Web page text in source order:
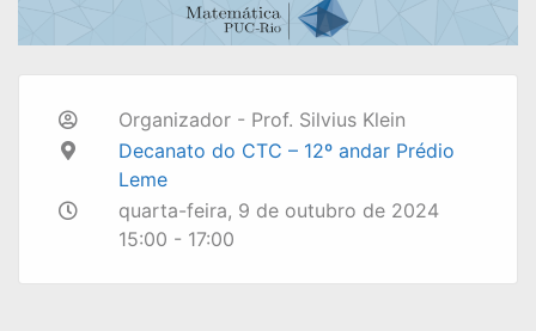
Organizador - Prof. Silvius Klein
Decanato do CTC – 12º andar Prédio
Leme
quarta-feira, 9 de outubro de 2024
15:00 - 17:00